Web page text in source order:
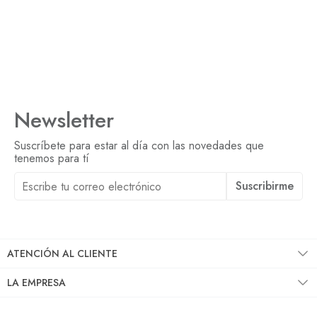
ATENCIÓN AL CLIENTE
LA EMPRESA
Newsletter
Suscríbete para estar al día con las novedades que
tenemos para tí
Suscribirme